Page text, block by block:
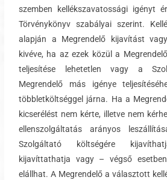
szemben kellékszavatossági igényt
Törvénykönyv szabályai szerint.
alapján a Megrendelő kijavítást
kivéve, ha az ezek közül a
teljesítése lehetetlen vagy a
Megrendelő más igénye
többletköltséggel járna. Ha a
kicserélést nem kérte, illetve nem
ellenszolgáltatás arányos
Szolgáltató költségére
kijavíttathatja vagy – végső
elállhat. A Megrendelő a választott